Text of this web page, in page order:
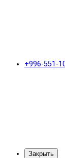
+996-551-
Закрыть